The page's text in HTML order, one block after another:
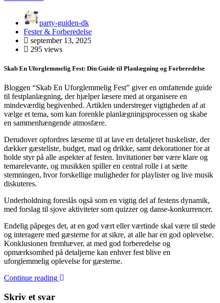
party-guiden-dk
Fester & Forberedelse
september 13, 2025
295 views
Skab En Uforglemmelig Fest: Din Guide til Planlægning og Forberedelse
Bloggen “Skab En Uforglemmelig Fest” giver en omfattende guide
til festplanlægning, der hjælper læsere med at organisere en
mindeværdig begivenhed. Artiklen understreger vigtigheden af at
vælge et tema, som kan forenkle planlægningsprocessen og skabe
en sammenhængende atmosfære.
Derudover opfordres læserne til at lave en detaljeret huskeliste, der
dækker gæsteliste, budget, mad og drikke, samt dekorationer for at
holde styr på alle aspekter af festen. Invitationer bør være klare og
temarelevante, og musikken spiller en central rolle i at sætte
stemningen, hvor forskellige muligheder for playlister og live musik
diskuteres.
Underholdning foreslås også som en vigtig del af festens dynamik,
med forslag til sjove aktiviteter som quizzer og danse-konkurrencer.
Endelig påpeges det, at en god vært eller værtinde skal være til stede
og interagere med gæsterne for at sikre, at alle har en god oplevelse.
Konklusionen fremhæver, at med god forberedelse og
opmærksomhed på detaljerne kan enhver fest blive en
uforglemmelig oplevelse for gæsterne.
Continue reading
Skriv et svar